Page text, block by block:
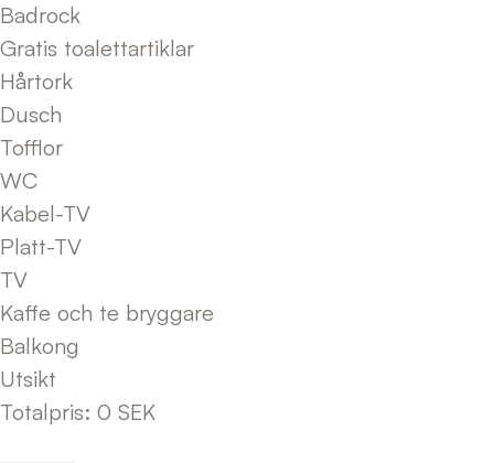
Badrock
Gratis toalettartiklar
Hårtork
Dusch
Tofflor
WC
Kabel-TV
Platt-TV
TV
Kaffe och te bryggare
Balkong
Utsikt
Totalpris: 0 SEK